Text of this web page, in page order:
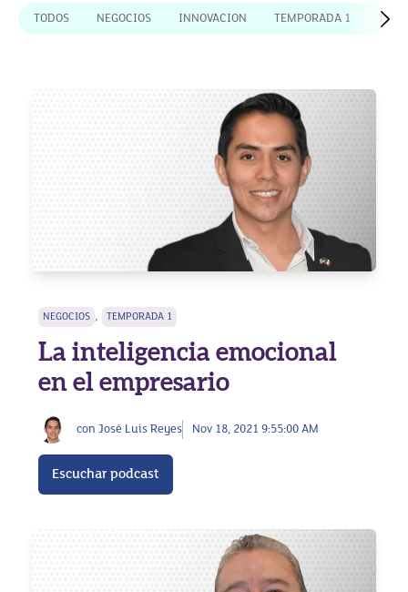
TODOS NEGOCIOS INNOVACION TEMPORADA 1
NEGOCIOS , TEMPORADA 1
La inteligencia emocional
en el empresario
con José Luis Reyes Nov 18, 2021 9:55:00 AM
Escuchar podcast